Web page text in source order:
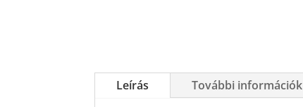
Leírás További információk